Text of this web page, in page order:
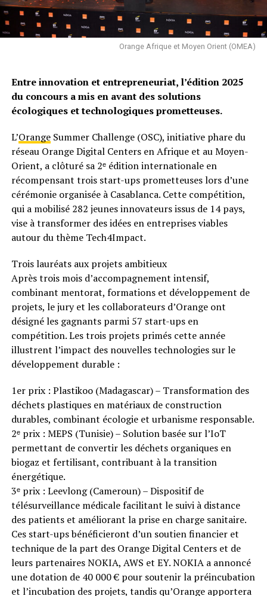
Orange Afrique et Moyen Orient (OMEA)
Entre innovation et entrepreneuriat, l’édition 2025
du concours a mis en avant des solutions
écologiques et technologiques prometteuses.
L’OrangeSummer Challenge (OSC), initiative phare du
réseau Orange Digital Centers en Afrique et au Moyen-
Orient, a clôturé sa 2ᵉ édition internationale en
récompensant trois start-ups prometteuses lors d’une
cérémonie organisée à Casablanca. Cette compétition,
qui a mobilisé 282 jeunes innovateurs issus de 14 pays,
vise à transformer des idées en entreprises viables
autour du thème Tech4Impact.
Trois lauréats aux projets ambitieux
Après trois mois d’accompagnement intensif,
combinant mentorat, formations et développement de
projets, le jury et les collaborateurs d’Orange ont
désigné les gagnants parmi 57 start-ups en
compétition. Les trois projets primés cette année
illustrent l’impact des nouvelles technologies sur le
développement durable :
1er prix : Plastikoo (Madagascar) – Transformation des
déchets plastiques en matériaux de construction
durables, combinant écologie et urbanisme responsable.
2ᵉ prix : MEPS (Tunisie) – Solution basée sur l’IoT
permettant de convertir les déchets organiques en
biogaz et fertilisant, contribuant à la transition
énergétique.
3ᵉ prix : Leevlong (Cameroun) – Dispositif de
télésurveillance médicale facilitant le suivi à distance
des patients et améliorant la prise en charge sanitaire.
Ces start-ups bénéficieront d’un soutien financier et
technique de la part des Orange Digital Centers et de
leurs partenaires NOKIA, AWS et EY. NOKIA a annoncé
une dotation de 40 000 € pour soutenir la préincubation
et l’incubation des projets, tandis qu’Orange apportera